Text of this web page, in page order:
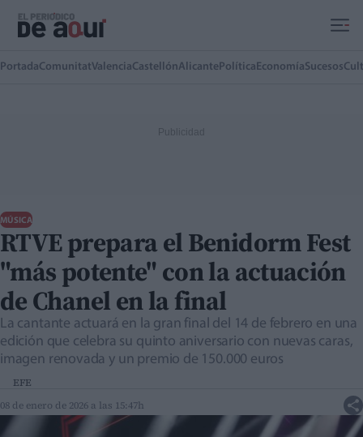
PortadaComunitatValenciaCastellónAlicante Política EconomíaSucesos
MÚSICA
RTVE prepara el Benidorm Fest
"más potente" con la actuación
de Chanel en la final
La cantante actuará en la gran final del 14 de febrero en una
edición que celebra su quinto aniversario con nuevas caras,
imagen renovada y un premio de 150.000 euros
EFE
08 de enero de 2026 a las 15:47h